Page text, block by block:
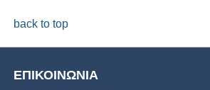
back to top
ΕΠΙΚΟΙΝΩΝΙΑ